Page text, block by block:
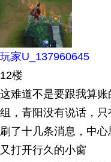
玩家U_137960645
12楼
这难道不是要跟我算
组，青阳没有说话，
刷了十几条消息，中
又打开行久的小窗